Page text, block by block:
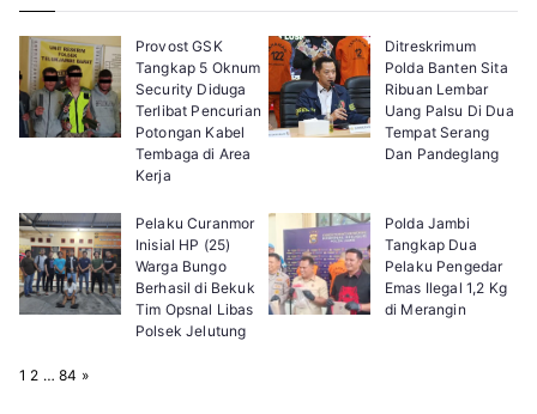
Provost GSK
Tangkap 5 Oknum
Security Diduga
Terlibat Pencurian
Potongan Kabel
Tembaga di Area
Kerja
Ditreskrimum
Polda Banten Sita
Ribuan Lembar
Uang Palsu Di Dua
Tempat Serang
Dan Pandeglang
Pelaku Curanmor
Inisial HP (25)
Warga Bungo
Berhasil di Bekuk
Tim Opsnal Libas
Polsek Jelutung
Polda Jambi
Tangkap Dua
Pelaku Pengedar
Emas Ilegal 1,2 Kg
di Merangin
P1 2 … 84 N
»